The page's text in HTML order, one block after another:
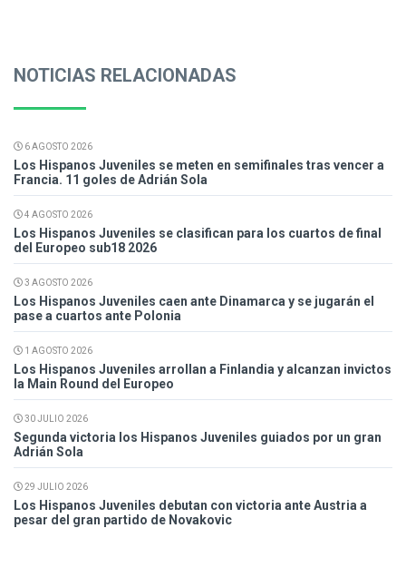
NOTICIAS RELACIONADAS
6 AGOSTO 2026
Los Hispanos Juveniles se meten en semifinales tras vencer a
Francia. 11 goles de Adrián Sola
4 AGOSTO 2026
Los Hispanos Juveniles se clasifican para los cuartos de final
del Europeo sub18 2026
3 AGOSTO 2026
Los Hispanos Juveniles caen ante Dinamarca y se jugarán el
pase a cuartos ante Polonia
1 AGOSTO 2026
Los Hispanos Juveniles arrollan a Finlandia y alcanzan invictos
la Main Round del Europeo
30 JULIO 2026
Segunda victoria los Hispanos Juveniles guiados por un gran
Adrián Sola
29 JULIO 2026
Los Hispanos Juveniles debutan con victoria ante Austria a
pesar del gran partido de Novakovic